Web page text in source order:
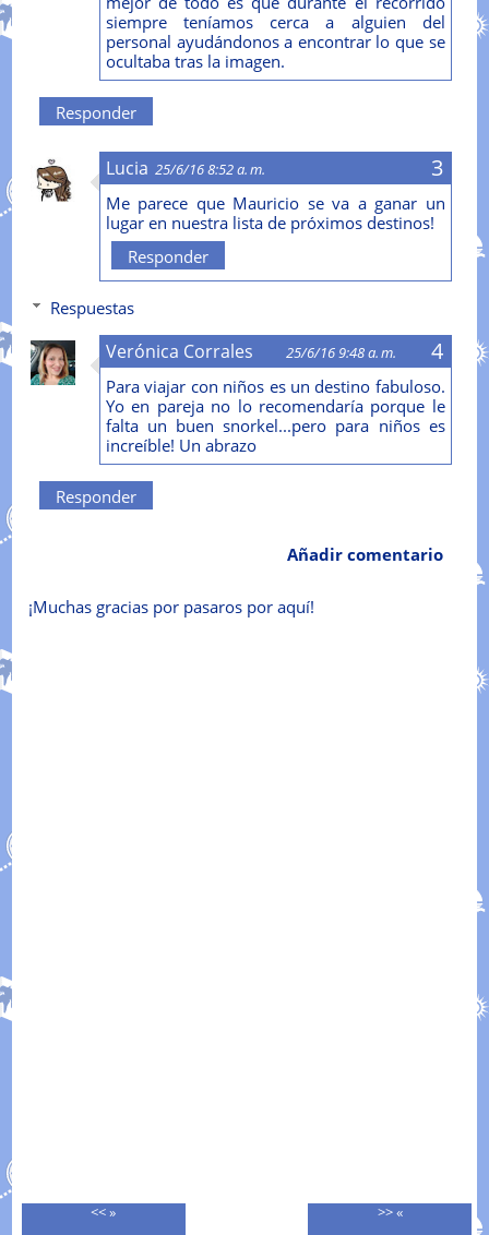
siempre teníamos cerca a alguien del
personal ayudándonos a encontrar lo que se
ocultaba tras la imagen.
Responder
Lucia 25/6/16 8:52 a. m.
Me parece que Mauricio se va a ganar un
lugar en nuestra lista de próximos destinos!
Responder
Respuestas
Verónica Corrales 25/6/16 9:48 a. m.
Para viajar con niños es un destino fabuloso.
Yo en pareja no lo recomendaría porque le
falta un buen snorkel...pero para niños es
increíble! Un abrazo
Responder
Añadir comentario
¡Muchas gracias por pasaros por aquí!
<< » >> «